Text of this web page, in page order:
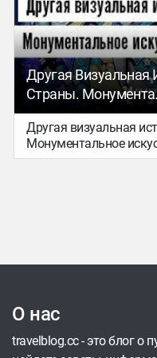
Африке. Выбирай,
ты!
Другая Визуальная
Страны.
Искусство Беларуси
Другая визуальная
Монументальное
О нас
travelblog.cc - это блог о